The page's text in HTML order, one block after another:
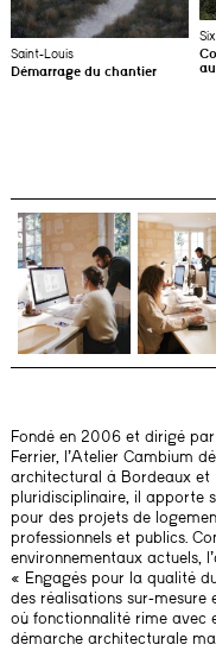
Saint-Louis
Démarrage du chantier
Fondé en 2006 et dirigé
Ferrier, l’Atelier Cambium
architectural à Bordeaux et
pluridisciplinaire, il apporte
pour des projets de
professionnels et publics.
environnementaux actuels,
« Engagés pour la qualité
des réalisations sur-mesure
où fonctionnalité rime avec
démarche architecturale